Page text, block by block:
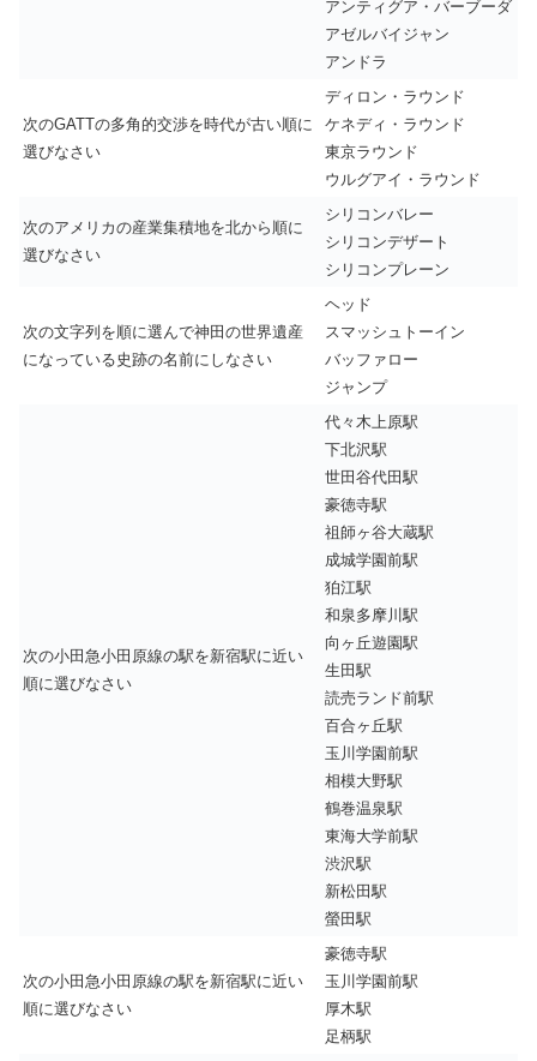
アンティグア・バーブーダ
アゼルバイジャン
アンドラ
次のGATTの多角的交渉を時代が古い順に
選びなさい
ディロン・ラウンド
ケネディ・ラウンド
東京ラウンド
ウルグアイ・ラウンド
次のアメリカの産業集積地を北から順に
選びなさい
シリコンバレー
シリコンデザート
シリコンプレーン
次の文字列を順に選んで神田の世界遺産
になっている史跡の名前にしなさい
ヘッド
スマッシュトーイン
バッファロー
ジャンプ
次の小田急小田原線の駅を新宿駅に近い
順に選びなさい
代々木上原駅
下北沢駅
世田谷代田駅
豪徳寺駅
祖師ヶ谷大蔵駅
成城学園前駅
狛江駅
和泉多摩川駅
向ヶ丘遊園駅
生田駅
読売ランド前駅
百合ヶ丘駅
玉川学園前駅
相模大野駅
鶴巻温泉駅
東海大学前駅
渋沢駅
新松田駅
螢田駅
次の小田急小田原線の駅を新宿駅に近い
順に選びなさい
豪徳寺駅
玉川学園前駅
厚木駅
足柄駅